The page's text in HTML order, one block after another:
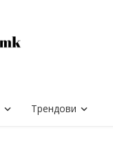
Трендови